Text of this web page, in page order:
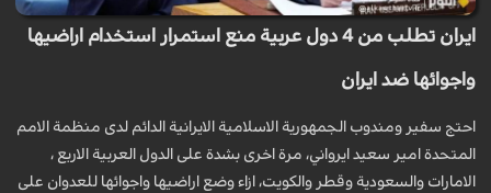
ايران تطلب من 4 دول عربية منع استمرار استخدام اراضيها
واجوائها ضد ايران
احتج سفير ومندوب الجمهورية الاسلامية الايرانية الدائم لدى منظمة الامم
المتحدة امير سعيد ايرواني، مرة اخرى بشدة على الدول العربية الاربع ،
الامارات والسعودية وقطر والكويت، ازاء وضع اراضيها واجوائها للعدوان على